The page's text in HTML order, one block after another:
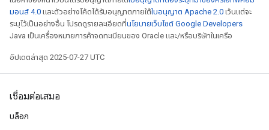
มอนส์ 4.0 และตัวอย่างโค้ดได้รับอนุญาตภายใต้ใบอนุญาต Apache 2.0 เว้นแต่จะ
ระบุไว้เป็นอย่างอื่น โปรดดูรายละเอียดที่นโยบายเว็บไซต์ Google Developers
Java เป็นเครื่องหมายการค้าจดทะเบียนของ Oracle และ/หรือบริษัทในเครือ
อัปเดตล่าสุด 2025-07-27 UTC
เชื่อมต่อเสมอ
บล็อก